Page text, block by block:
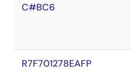
C#BC6
R7F701278EAFP